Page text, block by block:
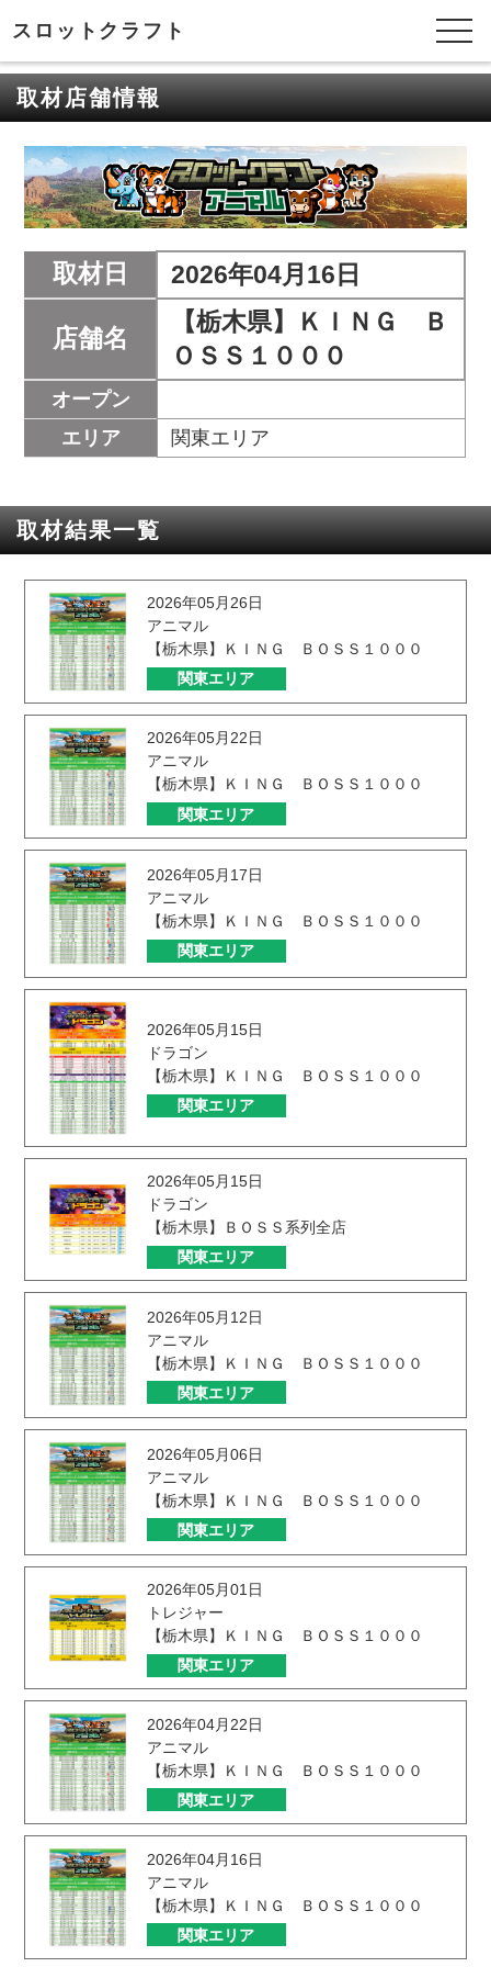
スロットクラフト
取材店舗情報
取材日 2026年04月16日
店舗名
【栃木県】ＫＩＮＧ Ｂ
ＯＳＳ１０００
オープン
エリア
関東エリア
取材結果一覧
2026年05月26日
アニマル
【栃木県】ＫＩＮＧ ＢＯＳＳ１０００
関東エリア
2026年05月22日
アニマル
【栃木県】ＫＩＮＧ ＢＯＳＳ１０００
関東エリア
2026年05月17日
アニマル
【栃木県】ＫＩＮＧ ＢＯＳＳ１０００
関東エリア
2026年05月15日
ドラゴン
【栃木県】ＫＩＮＧ ＢＯＳＳ１０００
関東エリア
2026年05月15日
ドラゴン
【栃木県】ＢＯＳＳ系列全店
関東エリア
2026年05月12日
アニマル
【栃木県】ＫＩＮＧ ＢＯＳＳ１０００
関東エリア
2026年05月06日
アニマル
【栃木県】ＫＩＮＧ ＢＯＳＳ１０００
関東エリア
2026年05月01日
トレジャー
【栃木県】ＫＩＮＧ ＢＯＳＳ１０００
関東エリア
2026年04月22日
アニマル
【栃木県】ＫＩＮＧ ＢＯＳＳ１０００
関東エリア
2026年04月16日
アニマル
【栃木県】ＫＩＮＧ ＢＯＳＳ１０００
関東エリア